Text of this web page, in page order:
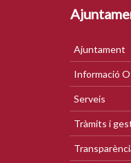
Ajuntament
Informació
Serveis
Tràmits i